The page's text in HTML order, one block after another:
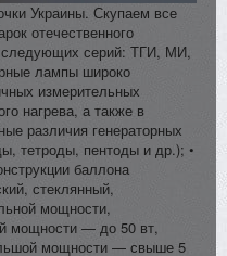
Украины. Скупаем все
отечественного
серий: ТГИ, МИ,
лампы широко
измерительных
нагрева, а также в
различия генераторных
тетроды, пентоды и др.); •
баллона
стеклянный,
мощности,
мощности — до 50 вт,
мощности — свыше 5